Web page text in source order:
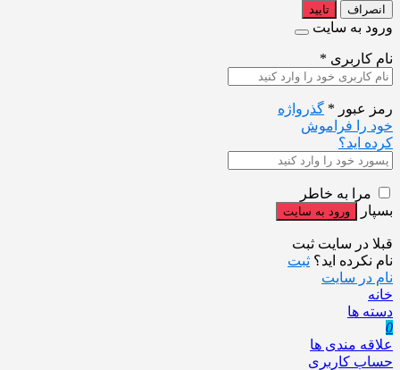
انصراف تایید
ورود به سایت
نام کاربری *
رمز عبور * گذرواژه
خود را فراموش
کرده اید؟
مرا به خاطر
بسپار
قبلا در سایت ثبت
نام نکرده اید؟ ثبت
نام در سایت
خانه
دسته ها
0
علاقه مندی ها
حساب کاربری